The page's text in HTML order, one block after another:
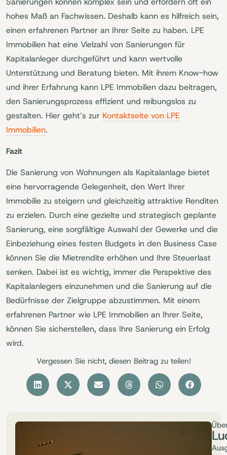
hohes Maß an Fachwissen. Deshalb kann es hilfreich sein,
einen erfahrenen Partner an Ihrer Seite zu haben. LPE
Immobilien hat eine Vielzahl von Sanierungen für
Kapitalanleger durchgeführt und kann wertvolle
Unterstützung und Beratung bieten. Mit ihrem Know-how
und ihrer Erfahrung kann LPE Immobilien dazu beitragen,
den Sanierungsprozess effizient und reibungslos zu
gestalten. Hier geht’s zur Kontaktseite von LPE
Immobilien.
Fazit
Die Sanierung von Wohnungen als Kapitalanlage bietet
eine hervorragende Gelegenheit, den Wert Ihrer
Immobilie zu steigern und gleichzeitig attraktive Renditen
zu erzielen. Durch eine gezielte und strategisch geplante
Sanierung, eine sorgfältige Auswahl der Gewerke und die
Einbeziehung eines festen Budgets in den Business Case
können Sie die Mietrendite erhöhen und Ihre Steuerlast
senken. Dabei ist es wichtig, immer die Perspektive des
Kapitalanlegers einzunehmen und die Sanierung auf die
Bedürfnisse der Zielgruppe abzustimmen. Mit einem
erfahrenen Partner wie LPE Immobilien an Ihrer Seite,
können Sie sicherstellen, dass Ihre Sanierung ein Erfolg
wird.
Vergessen Sie nicht, diesen Beitrag zu teilen!